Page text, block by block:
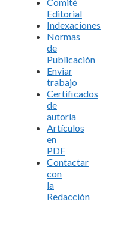
Editorial
Indexaciones
Normas
de
Publicación
Enviar
trabajo
Certificados
de
autoría
Artículos
en
PDF
Contactar
con
la
Redacción